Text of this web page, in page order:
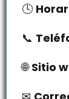
Sitio